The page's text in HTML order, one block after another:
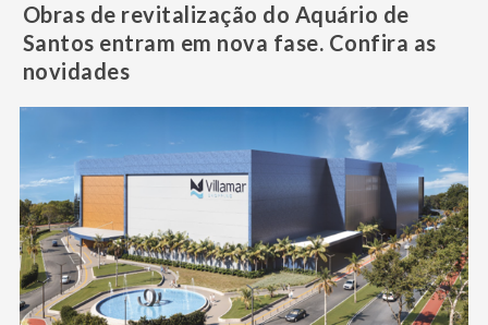
Obras de revitalização do Aquário de
Santos entram em nova fase. Confira as
novidades